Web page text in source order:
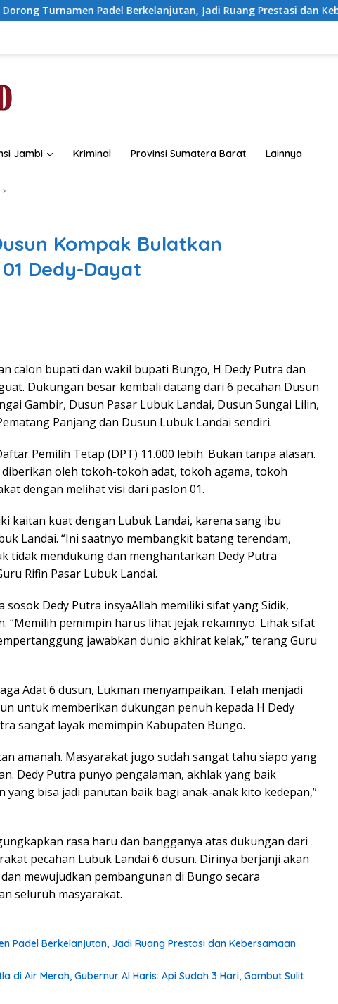
Berkelanjutan, Jadi Ruang Prestasi dan Kebersamaan Masyarakat
Jambi Kriminal Provinsi Sumatera Barat Lainnya
Kompak Bulatkan
Dedy-Dayat
calon bupati dan wakil bupati Bungo, H Dedy Putra dan
Dukungan besar kembali datang dari 6 pecahan Dusun
Gambir, Dusun Pasar Lubuk Landai, Dusun Sungai Lilin,
Panjang dan Dusun Lubuk Landai sendiri.
Pemilih Tetap (DPT) 11.000 lebih. Bukan tanpa alasan.
oleh tokoh-tokoh adat, tokoh agama, tokoh
dengan melihat visi dari paslon 01.
kaitan kuat dengan Lubuk Landai, karena sang ibu
Landai. “Ini saatnyo membangkit batang terendam,
tidak mendukung dan menghantarkan Dedy Putra
Rifin Pasar Lubuk Landai.
sosok Dedy Putra insyaAllah memiliki sifat yang Sidik,
“Memilih pemimpin harus lihat jejak rekamnyo. Lihak sifat
jawabkan dunio akhirat kelak,” terang Guru
Adat 6 dusun, Lukman menyampaikan. Telah menjadi
untuk memberikan dukungan penuh kepada H Dedy
sangat layak memimpin Kabupaten Bungo.
amanah. Masyarakat jugo sudah sangat tahu siapo yang
Dedy Putra punyo pengalaman, akhlak yang baik
yang bisa jadi panutan baik bagi anak-anak kito kedepan,”
rasa haru dan bangganya atas dukungan dari
pecahan Lubuk Landai 6 dusun. Dirinya berjanji akan
mewujudkan pembangunan di Bungo secara
seluruh masyarakat.
Padel Berkelanjutan, Jadi Ruang Prestasi dan Kebersamaan
di Air Merah, Gubernur Al Haris: Api Sudah 3 Hari, Gambut Sulit